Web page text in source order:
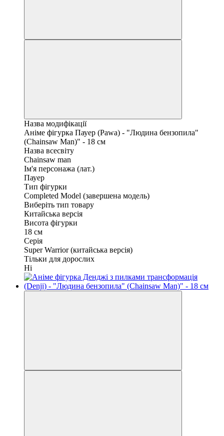
Назва модифікації
Аніме фігурка Пауер (Pawa) - "Людина бензопила"
(Chainsaw Man)" - 18 см
Назва всесвіту
Chainsaw man
Ім'я персонажа (лат.)
Пауер
Тип фігурки
Completed Model (завершена модель)
Виберіть тип товару
Китайська версія
Висота фігурки
18 см
Серія
Super Warrior (китайська версія)
Тільки для дорослих
Ні